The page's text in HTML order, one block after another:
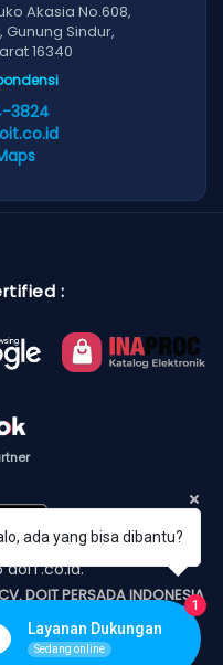
ada yang bisa dibantu?
Layanan Dukungan
Sedang online
1
Akasia No.608,
Gunung Sindur,
16340
3824
:
DOIT PERSADA INDONESIA